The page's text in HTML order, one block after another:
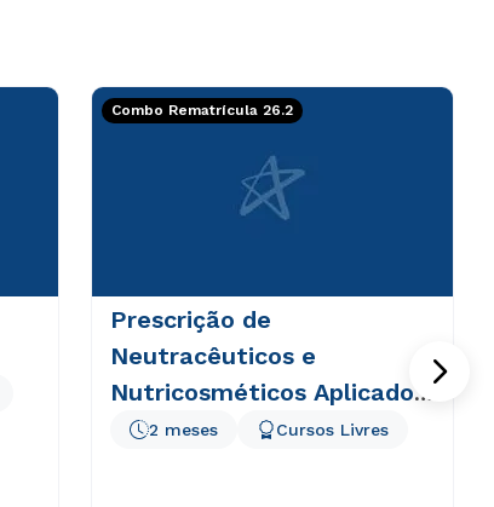
Combo Rematrícula 26.2
Prescrição de
Neutracêuticos e
Nutricosméticos Aplicado
à Estética
2 meses Cursos Livres